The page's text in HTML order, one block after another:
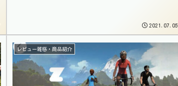
2021.07.05
レビュー雑感・商品紹介